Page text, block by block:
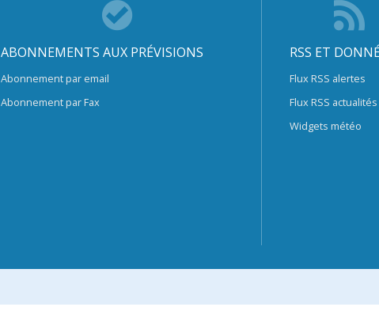
ABONNEMENTS AUX PRÉVISIONS
Abonnement par email
Abonnement par Fax
RSS ET
Flux RSS alertes
Flux RSS actualités
Widgets météo